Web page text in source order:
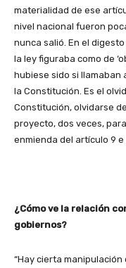
materialidad de ese
nivel nacional fueron
nunca salió. En el
la ley figuraba como de
hubiese sido si llamaban
la Constitución. Es el
Constitución, olvidarse
proyecto, dos veces,
enmienda del artículo 9 e
¿Cómo ve la relación
gobiernos?
“Hay cierta